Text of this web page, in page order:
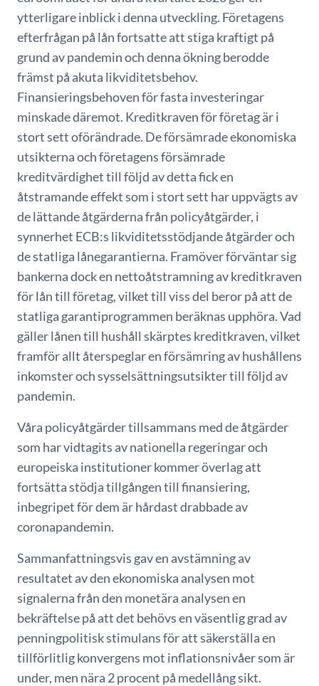
ytterligare inblick i denna utveckling. Företagens
efterfrågan på lån fortsatte att stiga kraftigt på
grund av pandemin och denna ökning berodde
främst på akuta likviditetsbehov.
Finansieringsbehoven för fasta investeringar
minskade däremot. Kreditkraven för företag är i
stort sett oförändrade. De försämrade ekonomiska
utsikterna och företagens försämrade
kreditvärdighet till följd av detta fick en
åtstramande effekt som i stort sett har uppvägts av
de lättande åtgärderna från policyåtgärder, i
synnerhet ECB:s likviditetsstödjande åtgärder och
de statliga lånegarantierna. Framöver förväntar sig
bankerna dock en nettoåtstramning av kreditkraven
för lån till företag, vilket till viss del beror på att de
statliga garantiprogrammen beräknas upphöra. Vad
gäller lånen till hushåll skärptes kreditkraven, vilket
framför allt återspeglar en försämring av hushållens
inkomster och sysselsättningsutsikter till följd av
pandemin.
Våra policyåtgärder tillsammans med de åtgärder
som har vidtagits av nationella regeringar och
europeiska institutioner kommer överlag att
fortsätta stödja tillgången till finansiering,
inbegripet för dem är hårdast drabbade av
coronapandemin.
Sammanfattningsvis gav en avstämning av
resultatet av den ekonomiska analysen mot
signalerna från den monetära analysen en
bekräftelse på att det behövs en väsentlig grad av
penningpolitisk stimulans för att säkerställa en
tillförlitlig konvergens mot inflationsnivåer som är
under, men nära 2 procent på medellång sikt.